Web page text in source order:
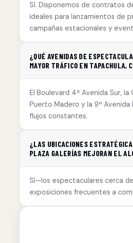
Sí. Disponemos de contratos
ideales para lanzamientos de
campañas estacionales y
¿QUÉ AVENIDAS DE
MAYOR TRÁFICO EN TAPACHULA,
El Boulevard 4ª Avenida Sur, la
Puerto Madero y la 9ª Avenida
flujos constantes.
¿LAS UBICACIONES
PLAZA GALERÍAS MEJORAN EL
Sí—los espectaculares cerca
exposiciones frecuentes a